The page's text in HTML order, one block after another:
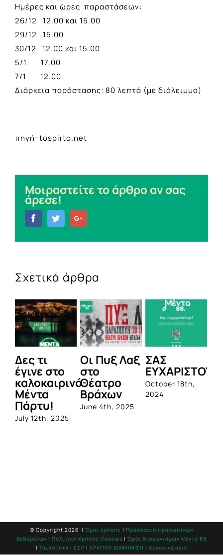
Ημέρες και ώρες παραστάσεων:
26/12 12.00 και 15.00
29/12 15.00
30/12 12.00 και 15.00
5/1 17.00
7/1 12.00
Διάρκεια παράστασης: 80 λεπτά (με διάλειμμα)
πηγή: tospirto.net
Μοιραστείτε το άρθρο αν σας
άρεσε!
FacebookTwitter
Σχετικά άρθρα
Δες τι
έγινε στο
καλοκαιρινό
Μέντα
Πάρτυ!
July 12th, 2025
Οι Πυξ Λαξ
στο
Θέατρο
Βράχων
June 4th, 2025
ΣΑΣ
October 18th,
2024
© Copyright 2026 | Όροι χρήσης | Προστασία προσωπικών
δεδομένων | Πολιτική Χρήσης Cookies | Όροι διαγωνισμών Mέντα 88
| Ταυτότητα | ΕΣΡ | ΚΡΑΤΙΚΗ ΔΙΑΦΗΜΙΣΗ | Ανακοινώσεις